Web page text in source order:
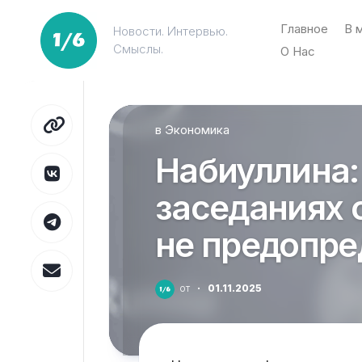
содержанию
Новости. Интервью.
Смыслы.
Главное
В
О Нас
в Экономика
заседаниях
не
от · 01.11.2025